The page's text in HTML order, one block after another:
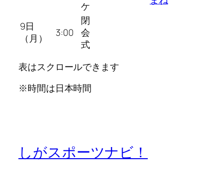
ケ
9日
（月）
3:00
閉
会
式
表はスクロールできます
※時間は日本時間
しがスポーツナビ！